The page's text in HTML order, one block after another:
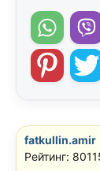
fatkullin.amir
Рейтинг: